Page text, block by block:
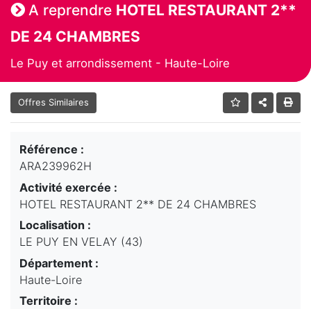
A reprendre HOTEL RESTAURANT 2**
DE 24 CHAMBRES
Le Puy et arrondissement - Haute-Loire
Offres Similaires
Référence :
ARA239962H
Activité exercée :
HOTEL RESTAURANT 2** DE 24 CHAMBRES
Localisation :
LE PUY EN VELAY (43)
Département :
Haute-Loire
Territoire :